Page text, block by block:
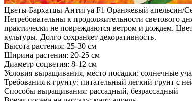
Цветы Бархатцы Антигуа F1 Оранжевый апельсин/
Нетребовательны к продолжительности светового
практически не повреждаются ветром и дождем.
культуры. Долго сохраняет декоративность.
Высота растения: 25-30 см
Ширина растения: 20-25 см
Диаметр соцветия: 8-12 см
Условия выращивания, место посадки: солнечные
Требования к грунту: питательный легкий грунт с
Способы выращивания: рассадный, безрассадный